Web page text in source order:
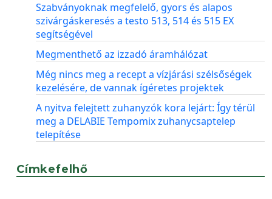
Szabványoknak megfelelő, gyors és alapos
szivárgáskeresés a testo 513, 514 és 515 EX
segítségével
Megmenthető az izzadó áramhálózat
Még nincs meg a recept a vízjárási szélsőségek
kezelésére, de vannak ígéretes projektek
A nyitva felejtett zuhanyzók kora lejárt: Így térül
meg a DELABIE Tempomix zuhanycsaptelep
telepítése
Címkefelhő